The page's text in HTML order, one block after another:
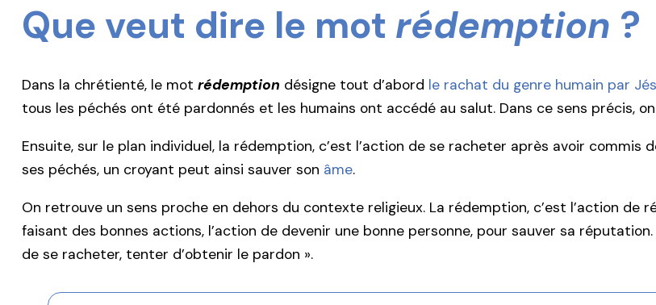
Que veut dire le mot rédemption ?
Dans la chrétienté, le mot rédemption désigne tout d’abord le rachat du genre humain par
tous les péchés ont été pardonnés et les humains ont accédé au salut. Dans ce sens précis,
Ensuite, sur le plan individuel, la rédemption, c’est l’action de se racheter après avoir
ses péchés, un croyant peut ainsi sauver son âme.
On retrouve un sens proche en dehors du contexte religieux. La rédemption, c’est l’action de
faisant des bonnes actions, l’action de devenir une bonne personne, pour sauver sa
de se racheter, tenter d’obtenir le pardon ».